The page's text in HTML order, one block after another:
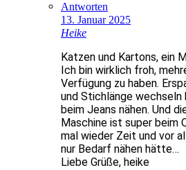
Antworten
13. Januar 2025
Heike
Katzen und Kartons, ein
Ich bin wirklich froh,
Verfügung zu haben.
und Stichlänge wechseln
beim Jeans nähen. Und
Maschine ist super beim
mal wieder Zeit und vor
nur Bedarf nähen hätte…
Liebe Grüße, heike